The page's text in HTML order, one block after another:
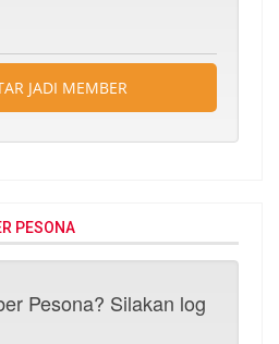
JADI MEMBER
PESONA
Pesona? Silakan log